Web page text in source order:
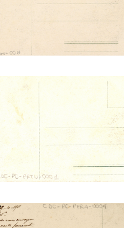
dei lavori a fine Marzo.
della Provincia di Torino e
Ristorante Popolare